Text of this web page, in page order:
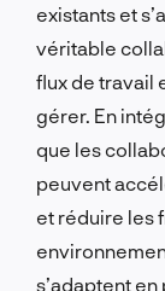
existants et
véritable
flux de travail
gérer. En
que les
peuvent
et réduire les
s’adaptent